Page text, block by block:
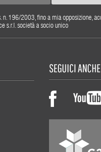
196/2003, fino a mia opposizione,
s.r.l. società a socio unico
SEGUICI